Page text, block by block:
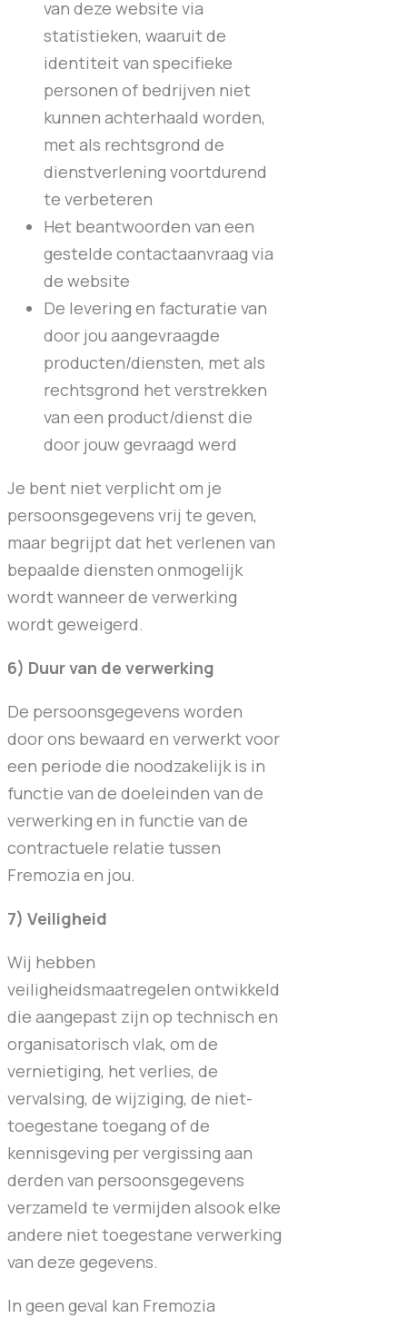
van deze website via
statistieken, waaruit de
identiteit van specifieke
personen of bedrijven niet
kunnen achterhaald worden,
met als rechtsgrond de
dienstverlening voortdurend
te verbeteren
Het beantwoorden van een
gestelde contactaanvraag via
de website
De levering en facturatie van
door jou aangevraagde
producten/diensten, met als
rechtsgrond het verstrekken
van een product/dienst die
door jouw gevraagd werd
Je bent niet verplicht om je
persoonsgegevens vrij te geven,
maar begrijpt dat het verlenen van
bepaalde diensten onmogelijk
wordt wanneer de verwerking
wordt geweigerd.
6) Duur van de verwerking
De persoonsgegevens worden
door ons bewaard en verwerkt voor
een periode die noodzakelijk is in
functie van de doeleinden van de
verwerking en in functie van de
contractuele relatie tussen
Fremozia en jou.
7) Veiligheid
Wij hebben
veiligheidsmaatregelen ontwikkeld
die aangepast zijn op technisch en
organisatorisch vlak, om de
vernietiging, het verlies, de
vervalsing, de wijziging, de niet-
toegestane toegang of de
kennisgeving per vergissing aan
derden van persoonsgegevens
verzameld te vermijden alsook elke
andere niet toegestane verwerking
van deze gegevens.
In geen geval kan Fremozia